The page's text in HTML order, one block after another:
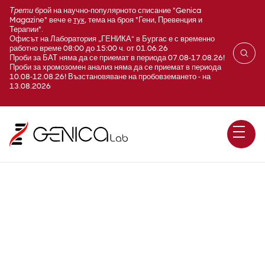
Трети брой на научно-популярното списание "Genica
Magazine" вече е тук, тема на броя "Гени, Превенция и
Терапии".
Офисът на Лаборатория „ГЕНИКА“ в Бургас е с временно
работно време 08:00 до 15:00 ч. от 01.06.26
Проби за БАТ няма да се приемат в периода 07.08-17.08.26!
Проби за хромозомен анализ няма да се приемат в периода
10.08-12.08.26! Възстановяване на пробовземането - на
13.08.2026